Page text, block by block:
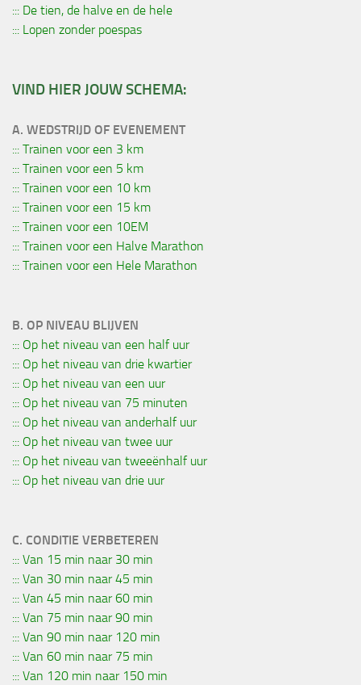
::: De tien, de halve en de hele
::: Lopen zonder poespas
VIND HIER JOUW SCHEMA:
A. WEDSTRIJD OF EVENEMENT
::: Trainen voor een 3 km
::: Trainen voor een 5 km
::: Trainen voor een 10 km
::: Trainen voor een 15 km
::: Trainen voor een 10EM
::: Trainen voor een Halve Marathon
::: Trainen voor een Hele Marathon
B. OP NIVEAU BLIJVEN
::: Op het niveau van een half uur
::: Op het niveau van drie kwartier
::: Op het niveau van een uur
::: Op het niveau van 75 minuten
::: Op het niveau van anderhalf uur
::: Op het niveau van twee uur
::: Op het niveau van tweeënhalf uur
::: Op het niveau van drie uur
C. CONDITIE VERBETEREN
::: Van 15 min naar 30 min
::: Van 30 min naar 45 min
::: Van 45 min naar 60 min
::: Van 75 min naar 90 min
::: Van 90 min naar 120 min
::: Van 60 min naar 75 min
::: Van 120 min naar 150 min